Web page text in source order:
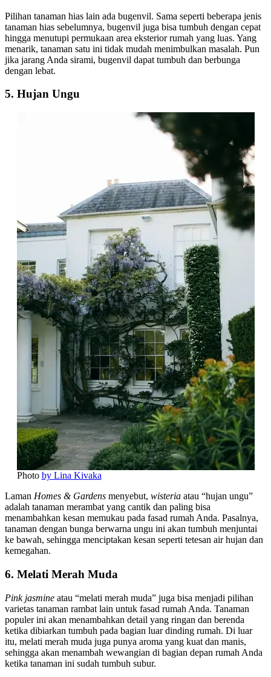
Pilihan tanaman hias lain ada bugenvil. Sama seperti beberapa jenis
tanaman hias sebelumnya, bugenvil juga bisa tumbuh dengan cepat
hingga menutupi permukaan area eksterior rumah yang luas. Yang
menarik, tanaman satu ini tidak mudah menimbulkan masalah. Pun
jika jarang Anda sirami, bugenvil dapat tumbuh dan berbunga
dengan lebat.
5. Hujan Ungu
Photo by Lina Kivaka
Laman Homes & Gardens menyebut, wisteria atau “hujan ungu”
adalah tanaman merambat yang cantik dan paling bisa
menambahkan kesan memukau pada fasad rumah Anda. Pasalnya,
tanaman dengan bunga berwarna ungu ini akan tumbuh menjuntai
ke bawah, sehingga menciptakan kesan seperti tetesan air hujan dan
kemegahan.
6. Melati Merah Muda
Pink jasmine atau “melati merah muda” juga bisa menjadi pilihan
varietas tanaman rambat lain untuk fasad rumah Anda. Tanaman
populer ini akan menambahkan detail yang ringan dan berenda
ketika dibiarkan tumbuh pada bagian luar dinding rumah. Di luar
itu, melati merah muda juga punya aroma yang kuat dan manis,
sehingga akan menambah wewangian di bagian depan rumah Anda
ketika tanaman ini sudah tumbuh subur.